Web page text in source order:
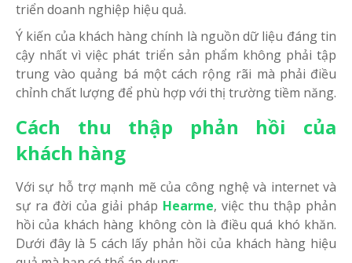
triển doanh nghiệp hiệu quả.
Ý kiến của khách hàng chính là nguồn dữ liệu đáng tin
cậy nhất vì việc phát triển sản phẩm không phải tập
trung vào quảng bá một cách rộng rãi mà phải điều
chỉnh chất lượng để phù hợp với thị trường tiềm năng.
Cách thu thập phản hồi của
khách hàng
Với sự hỗ trợ mạnh mẽ của công nghệ và internet và
sự ra đời của giải pháp Hearme, việc thu thập phản
hồi của khách hàng không còn là điều quá khó khăn.
Dưới đây là 5 cách lấy phản hồi của khách hàng hiệu